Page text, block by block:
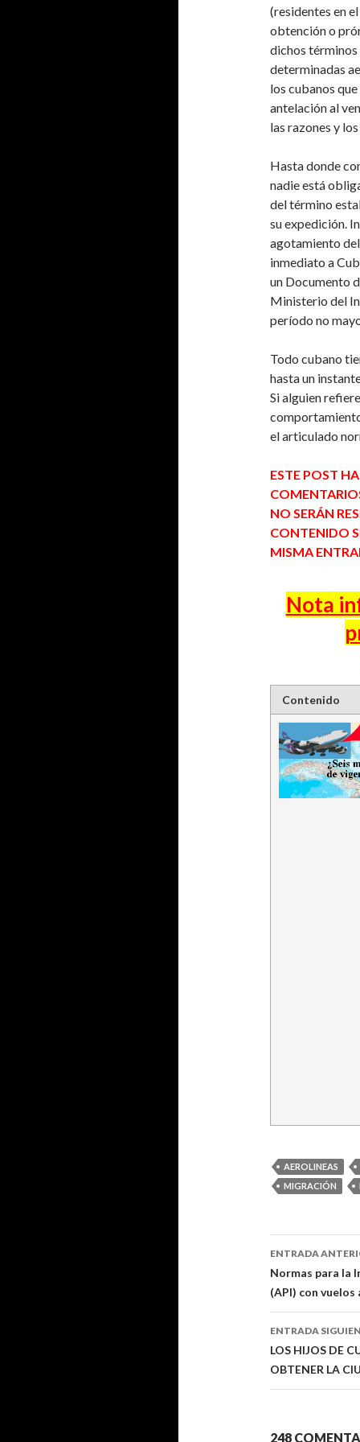
(residentes en
obtención o
dichos términos
determinadas
los cubanos
antelación al
las razones y
Hasta donde
nadie está
del término
su expedición.
agotamiento
inmediato a
un Documento
Ministerio del
período no
Todo cubano
hasta un
Si alguien
el articulado
ESTE POST
NO SERÁN
CONTENIDO
MISMA
Nota
Contenido
AEROLINEAS
MIGRACIÓN
de
entradas
ENTRADA
Normas para la
(API) con vuelos
ENTRADA
LOS HIJOS DE
OBTENER LA
248